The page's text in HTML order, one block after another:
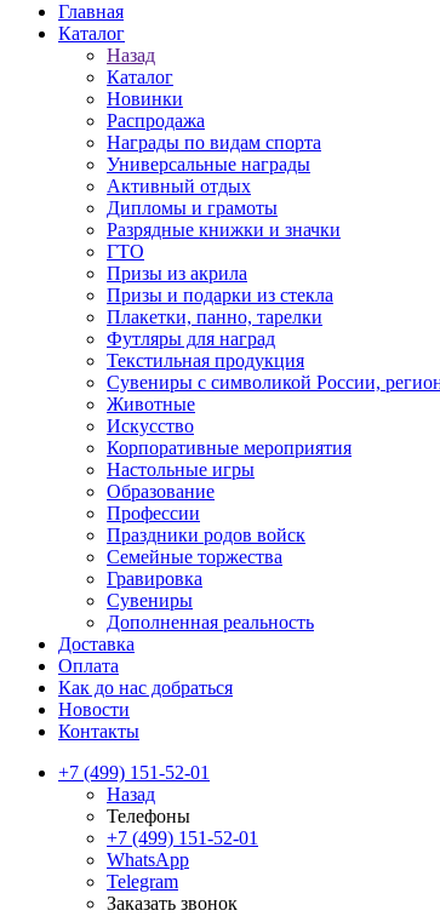
Главная
Каталог
Назад
Каталог
Новинки
Распродажа
Награды по видам спорта
Универсальные награды
Активный отдых
Дипломы и грамоты
Разрядные книжки и значки
ГТО
Призы из акрила
Призы и подарки из стекла
Плакетки, панно, тарелки
Футляры для наград
Текстильная продукция
Сувениры с символикой России,
Животные
Искусство
Корпоративные мероприятия
Настольные игры
Образование
Профессии
Праздники родов войск
Семейные торжества
Гравировка
Сувениры
Дополненная реальность
Доставка
Оплата
Как до нас добраться
Новости
Контакты
+7 (499) 151-52-01
Назад
Телефоны
+7 (499) 151-52-01
WhatsApp
Telegram
Заказать звонок